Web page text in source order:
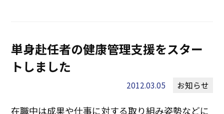
単身赴任者の健康管理支援をスター
トしました
2012.03.05 お知らせ
在職中は成果や仕事に対する取り組み姿勢などに